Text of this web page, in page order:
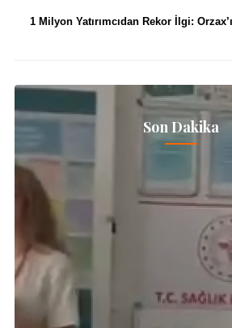
1 Milyon Yatırımcıdan Rekor İlgi:
Son Dakika